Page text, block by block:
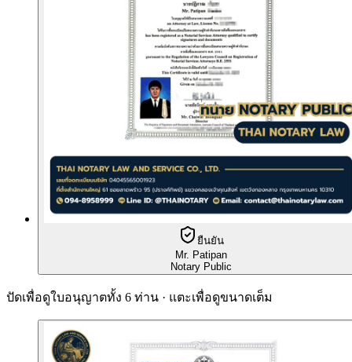
ยืนยัน
Mr. Patipan
Notary Public
ปัดเพื่อดูใบอนุญาตทั้ง 6 ท่าน · แตะเพื่อดูขนาดเต็ม